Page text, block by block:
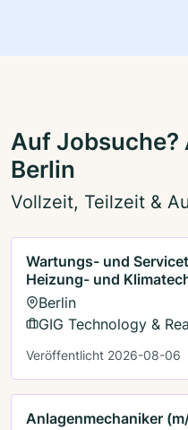
Auf Jobsuche?
Berlin
Vollzeit, Teilzeit &
Wartungs- und
Heizung- und
Berlin
GIG Technology &
Veröffentlicht 2026-08-06
Anlagenmechaniker